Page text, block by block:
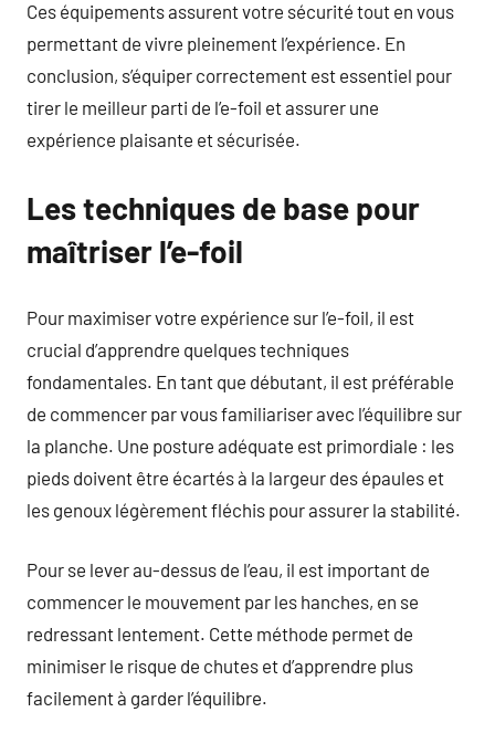
Ces équipements assurent votre sécurité tout en vous
permettant de vivre pleinement l’expérience. En
conclusion, s’équiper correctement est essentiel pour
tirer le meilleur parti de l’e-foil et assurer une
expérience plaisante et sécurisée.
Les techniques de base pour
maîtriser l’e-foil
Pour maximiser votre expérience sur l’e-foil, il est
crucial d’apprendre quelques techniques
fondamentales. En tant que débutant, il est préférable
de commencer par vous familiariser avec l’équilibre sur
la planche. Une posture adéquate est primordiale : les
pieds doivent être écartés à la largeur des épaules et
les genoux légèrement fléchis pour assurer la stabilité.
Pour se lever au-dessus de l’eau, il est important de
commencer le mouvement par les hanches, en se
redressant lentement. Cette méthode permet de
minimiser le risque de chutes et d’apprendre plus
facilement à garder l’équilibre.